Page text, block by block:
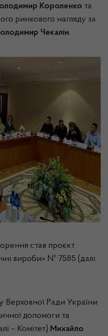
Короленко та
ринкового нагляду за
Чекалін.
став проєкт
вироби» № 7585 (далі
Верховної Ради України
допомоги та
– Комітет) Михайло